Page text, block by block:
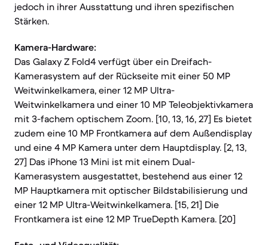
jedoch in ihrer Ausstattung und ihren spezifischen
Stärken.
Kamera-Hardware:
Das Galaxy Z Fold4 verfügt über ein Dreifach-
Kamerasystem auf der Rückseite mit einer 50 MP
Weitwinkelkamera, einer 12 MP Ultra-
Weitwinkelkamera und einer 10 MP Teleobjektivkamera
mit 3-fachem optischem Zoom. [10, 13, 16, 27] Es bietet
zudem eine 10 MP Frontkamera auf dem Außendisplay
und eine 4 MP Kamera unter dem Hauptdisplay. [2, 13,
27] Das iPhone 13 Mini ist mit einem Dual-
Kamerasystem ausgestattet, bestehend aus einer 12
MP Hauptkamera mit optischer Bildstabilisierung und
einer 12 MP Ultra-Weitwinkelkamera. [15, 21] Die
Frontkamera ist eine 12 MP TrueDepth Kamera. [20]